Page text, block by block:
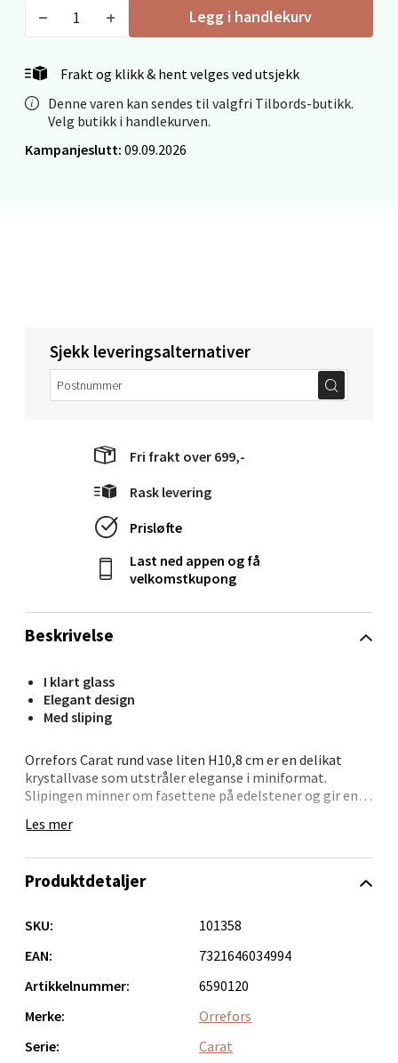
Legg i handlekurv
Frakt og klikk & hent velges ved utsjekk
Denne varen kan sendes til valgfri Tilbords-butikk.
Velg butikk i handlekurven.
Kampanjeslutt: 09.09.2026
Beskrivelse
I klart glass
Elegant design
Med sliping
Orrefors Carat rund vase liten H10,8 cm er en delikat
krystallvase som utstråler eleganse i miniformat.
Slipingen minner om fasettene på edelstener og gir en
gjør den lett å plassere, enten på spisebord, nattbord
Laget med omtanke og formgitt av Lena Bergström – en
dekorasjon.
Les mer
Sjekk leveringsalternativer
Fri frakt over 699,-
Rask levering
Prisløfte
Last ned appen og få
velkomstkupong
Produktdetaljer
SKU:
101358
EAN:
7321646034994
Artikkelnummer:
6590120
Merke:
Orrefors
Serie:
Carat
Mo i Rana - Thon Senter Mo i Rana
Åpent i dag 09-19
0 i butikk
Velg
Molde - Moldetorget
Torget 1, 6413 Molde
Åpent i dag 10-20
0 i butikk
Velg
Narvik - Thon Senter Malmporten
Åpent i dag 10-20
0 i butikk
Bergen - Oasen Senter
Folke Bernadottes vei 52, 5147 Fyllingsdalen
Åpent i dag 10-21